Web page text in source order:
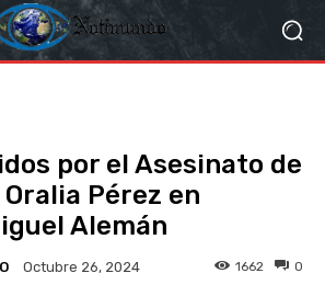
por el Asesinato de
Pérez en
Alemán
Octubre 26, 2024 0
1662